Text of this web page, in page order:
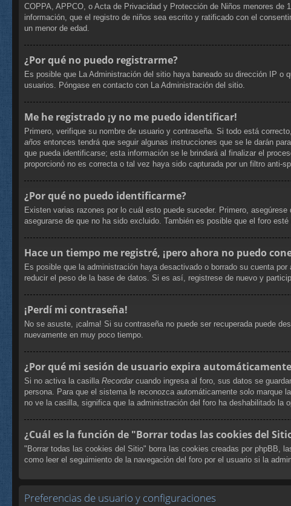
COPPA, APPCO, o Acta de Privacidad y Protección de Niños menores
información, que el registro de niños sea escrito y ratificado con el
un menor de edad.
¿Por qué no puedo registrarme?
Es posible que La Administración del sitio haya baneado su dirección IP o
usuarios. Póngase en contacto con La Administración del sitio.
Me he registrado ¡y no me puedo identificar!
Primero, verifique su nombre de usuario y contraseña. Si todo está
años entonces tendrá que seguir algunas instrucciones que se le darán
que pueda identificarse; esta información se le brindará al finalizar el
proporcionó no es correcta o tal vez haya sido capturada por un filtro anti-
¿Por qué no puedo identificarme?
Existen varias razones por lo cuál esto puede suceder. Primero,
asegurarse de que no ha sido excluido. También es posible que el foro
Hace un tiempo me registré, ¡pero ahora no puedo
Es posible que la administración haya desactivado o borrado su cuenta
reducir el peso de la base de datos. Si es así, registrese de nuevo y
¡Perdí mi contraseña!
No se asuste, ¡calma! Si su contraseña no puede ser recuperada puede
nuevamente en muy poco tiempo.
¿Por qué mi sesión de usuario expira
Si no activa la casilla Recordarcuando ingresa al foro, sus datos se
persona. Para que el sistema le reconozca automáticamente solo
no ve la casilla, significa que la administración del foro ha deshabilitado la
¿Cuál es la función de "Borrar todas las cookies del
"Borrar todas las cookies del Sitio" borra las cookies creadas por phpBB,
como leer el seguimiento de la navegación del foro por el usuario si la
Preferencias de usuario y configuraciones